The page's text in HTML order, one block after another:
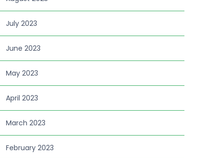
July 2023
June 2023
May 2023
April 2023
March 2023
February 2023